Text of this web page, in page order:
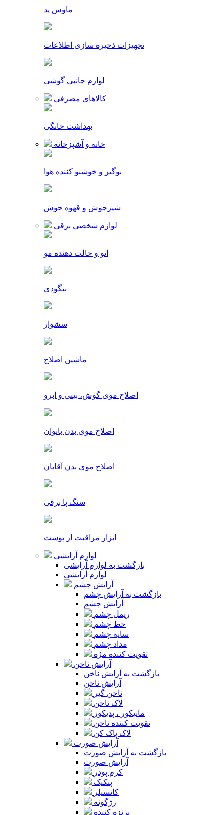
ماوس پد
تجهیزات ذخیره سازی اطلاعات
لوازم جانبی گوشی
کالاهای مصرفی
بهداشت خانگی
خانه و آشپزخانه
بوگیر و خوشبو کننده هوا
شیرجوش و قهوه جوش
لوازم شخصی برقی
اتو و حالت دهنده مو
بیگودی
سشوار
ماشین اصلاح
اصلاح موی گوش، بینی و ابرو
اصلاح موی بدن بانوان
اصلاح موی بدن آقایان
سنگ پا برقی
ابزار مراقبت از پوست
لوازم آرایشی
بازگشت به لوازم آرایشی
لوازم آرایشی
آرایش چشم
بازگشت به آرایش چشم
آرایش چشم
ریمل چشم
خط چشم
سایه چشم
مداد چشم
تقویت کننده مژه
آرایش ناخن
بازگشت به آرایش ناخن
آرایش ناخن
ناخن گیر
لاک ناخن
مانیکور ، پدیکور
تقویت کننده ناخن
لاک پاک کن
آرایش صورت
بازگشت به آرایش صورت
آرایش صورت
کرم پودر
پنکیک
کانسیلر
رژگونه
برنزه کننده